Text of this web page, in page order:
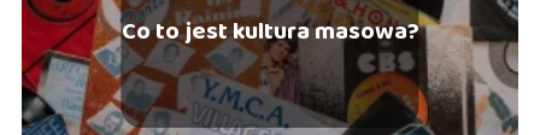
Co to jest kultura masowa?